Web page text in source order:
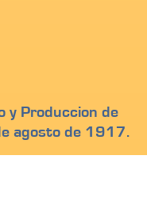
y Produccion de
agosto de 1917.